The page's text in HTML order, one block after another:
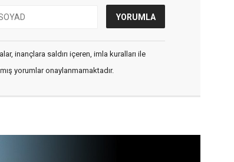
inançlara saldırı içeren, imla kuralları ile
yorumlar onaylanmamaktadır.